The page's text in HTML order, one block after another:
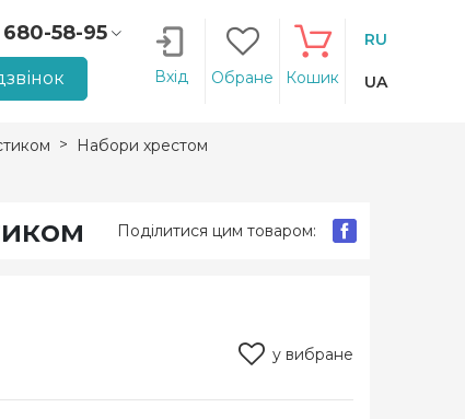
58-95
14-90
Вхід Обране Кошик
RU
UA
Набори хрестом
Поділитися цим товаром:
у вибране